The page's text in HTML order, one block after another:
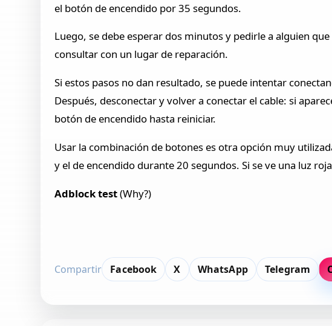
el botón de encendido por 35 segundos.
Luego, se debe esperar dos minutos y pedirle a alguien
consultar con un lugar de reparación.
Si estos pasos no dan resultado, se puede intentar
Después, desconectar y volver a conectar el cable: si
botón de encendido hasta reiniciar.
Usar la combinación de botones es otra opción muy
y el de encendido durante 20 segundos. Si se ve una luz
Adblock test(Why?)
Compartir Facebook X WhatsApp Telegram